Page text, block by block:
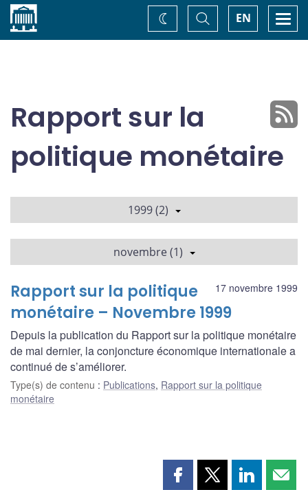
Accueil EN
Basculer
la
recherche
Changez
de
Rapport sur la
politique monétaire
1999 (2)
novembre (1)
17 novembre 1999
Rapport sur la politique
monétaire – Novembre 1999
Depuis la publication du Rapport sur la politique monétaire
de mai dernier, la conjoncture économique internationale a
continué de s’améliorer.
Type(s) de contenu : Publications, Rapport sur la politique
monétaire
PartagerPartagerPartager